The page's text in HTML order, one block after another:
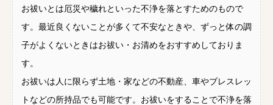
お祓いとは厄災や穢れといった不浄を落とすためのもので
す。最近良くないことが多くて不安なときや、ずっと体の調
子がよくないときはお祓い・お清めをおすすめしておりま
す。
お祓いは人に限らず土地・家などの不動産、車やブレスレッ
トなどの所持品でも可能です。お祓いをすることで不浄を落